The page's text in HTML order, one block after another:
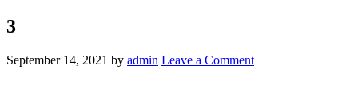
3
September 14, 2021 by admin Leave a Comment